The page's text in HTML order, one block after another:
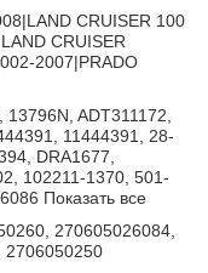
CRUISER 100
CRUISER
2007|PRADO
ADT311172,
11444391, 28-
DRA1677,
102211-1370, 501-
Показать все
270605026084,
2706050250